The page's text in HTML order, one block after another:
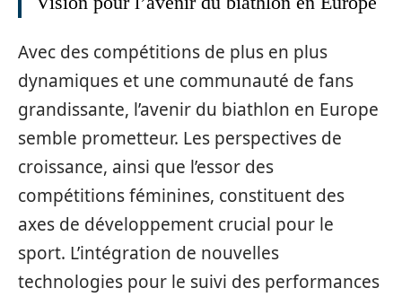
Avec des compétitions de plus en plus
dynamiques et une communauté de fans
grandissante, l’avenir du biathlon en Europe
semble prometteur. Les perspectives de
croissance, ainsi que l’essor des
compétitions féminines, constituent des
axes de développement crucial pour le
sport. L’intégration de nouvelles
technologies pour le suivi des performances